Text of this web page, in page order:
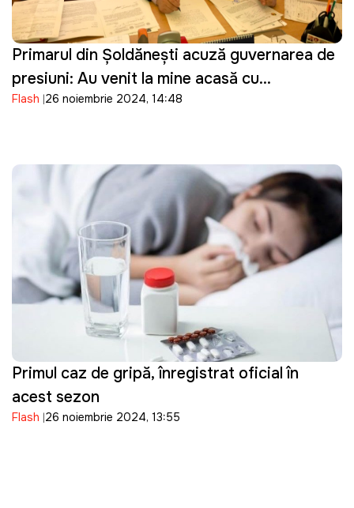
Primarul din Șoldănești acuză guvernarea de
presiuni: Au venit la mine acasă cu
percheziții, au speriat copiii
Flash 26 noiembrie 2024, 14:48
Primul caz de gripă, înregistrat oficial în
acest sezon
Flash 26 noiembrie 2024, 13:55